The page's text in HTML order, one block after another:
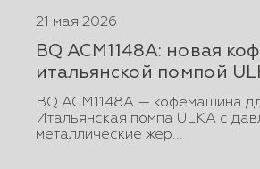
21 мая 2026
BQ ACM1148A: новая
итальянской помпой
BQ ACM1148A — кофемашина
Итальянская помпа ULKA с
металлические жер...